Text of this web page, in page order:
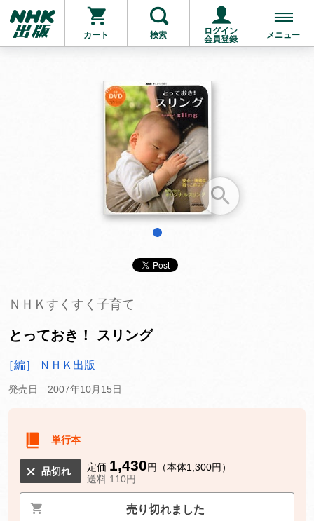
カート 検索
ログイン
会員登録
メニュー
お支払いに進む
他にも商品を買う
ＮＨＫすくすく子育て
とっておき！ スリング
［編］ ＮＨＫ出版
発売日 2007年10月15日
単行本
品切れ 定価 1,430円（本体1,300円）
送料 110円
売り切れました